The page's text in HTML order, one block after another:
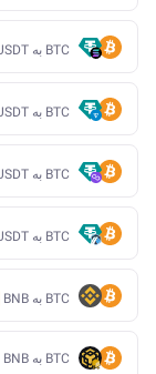
BTC به USDT
BTC به USDT
BTC به USDT
BTC به USDT
BTC به BNB
BTC به BNB